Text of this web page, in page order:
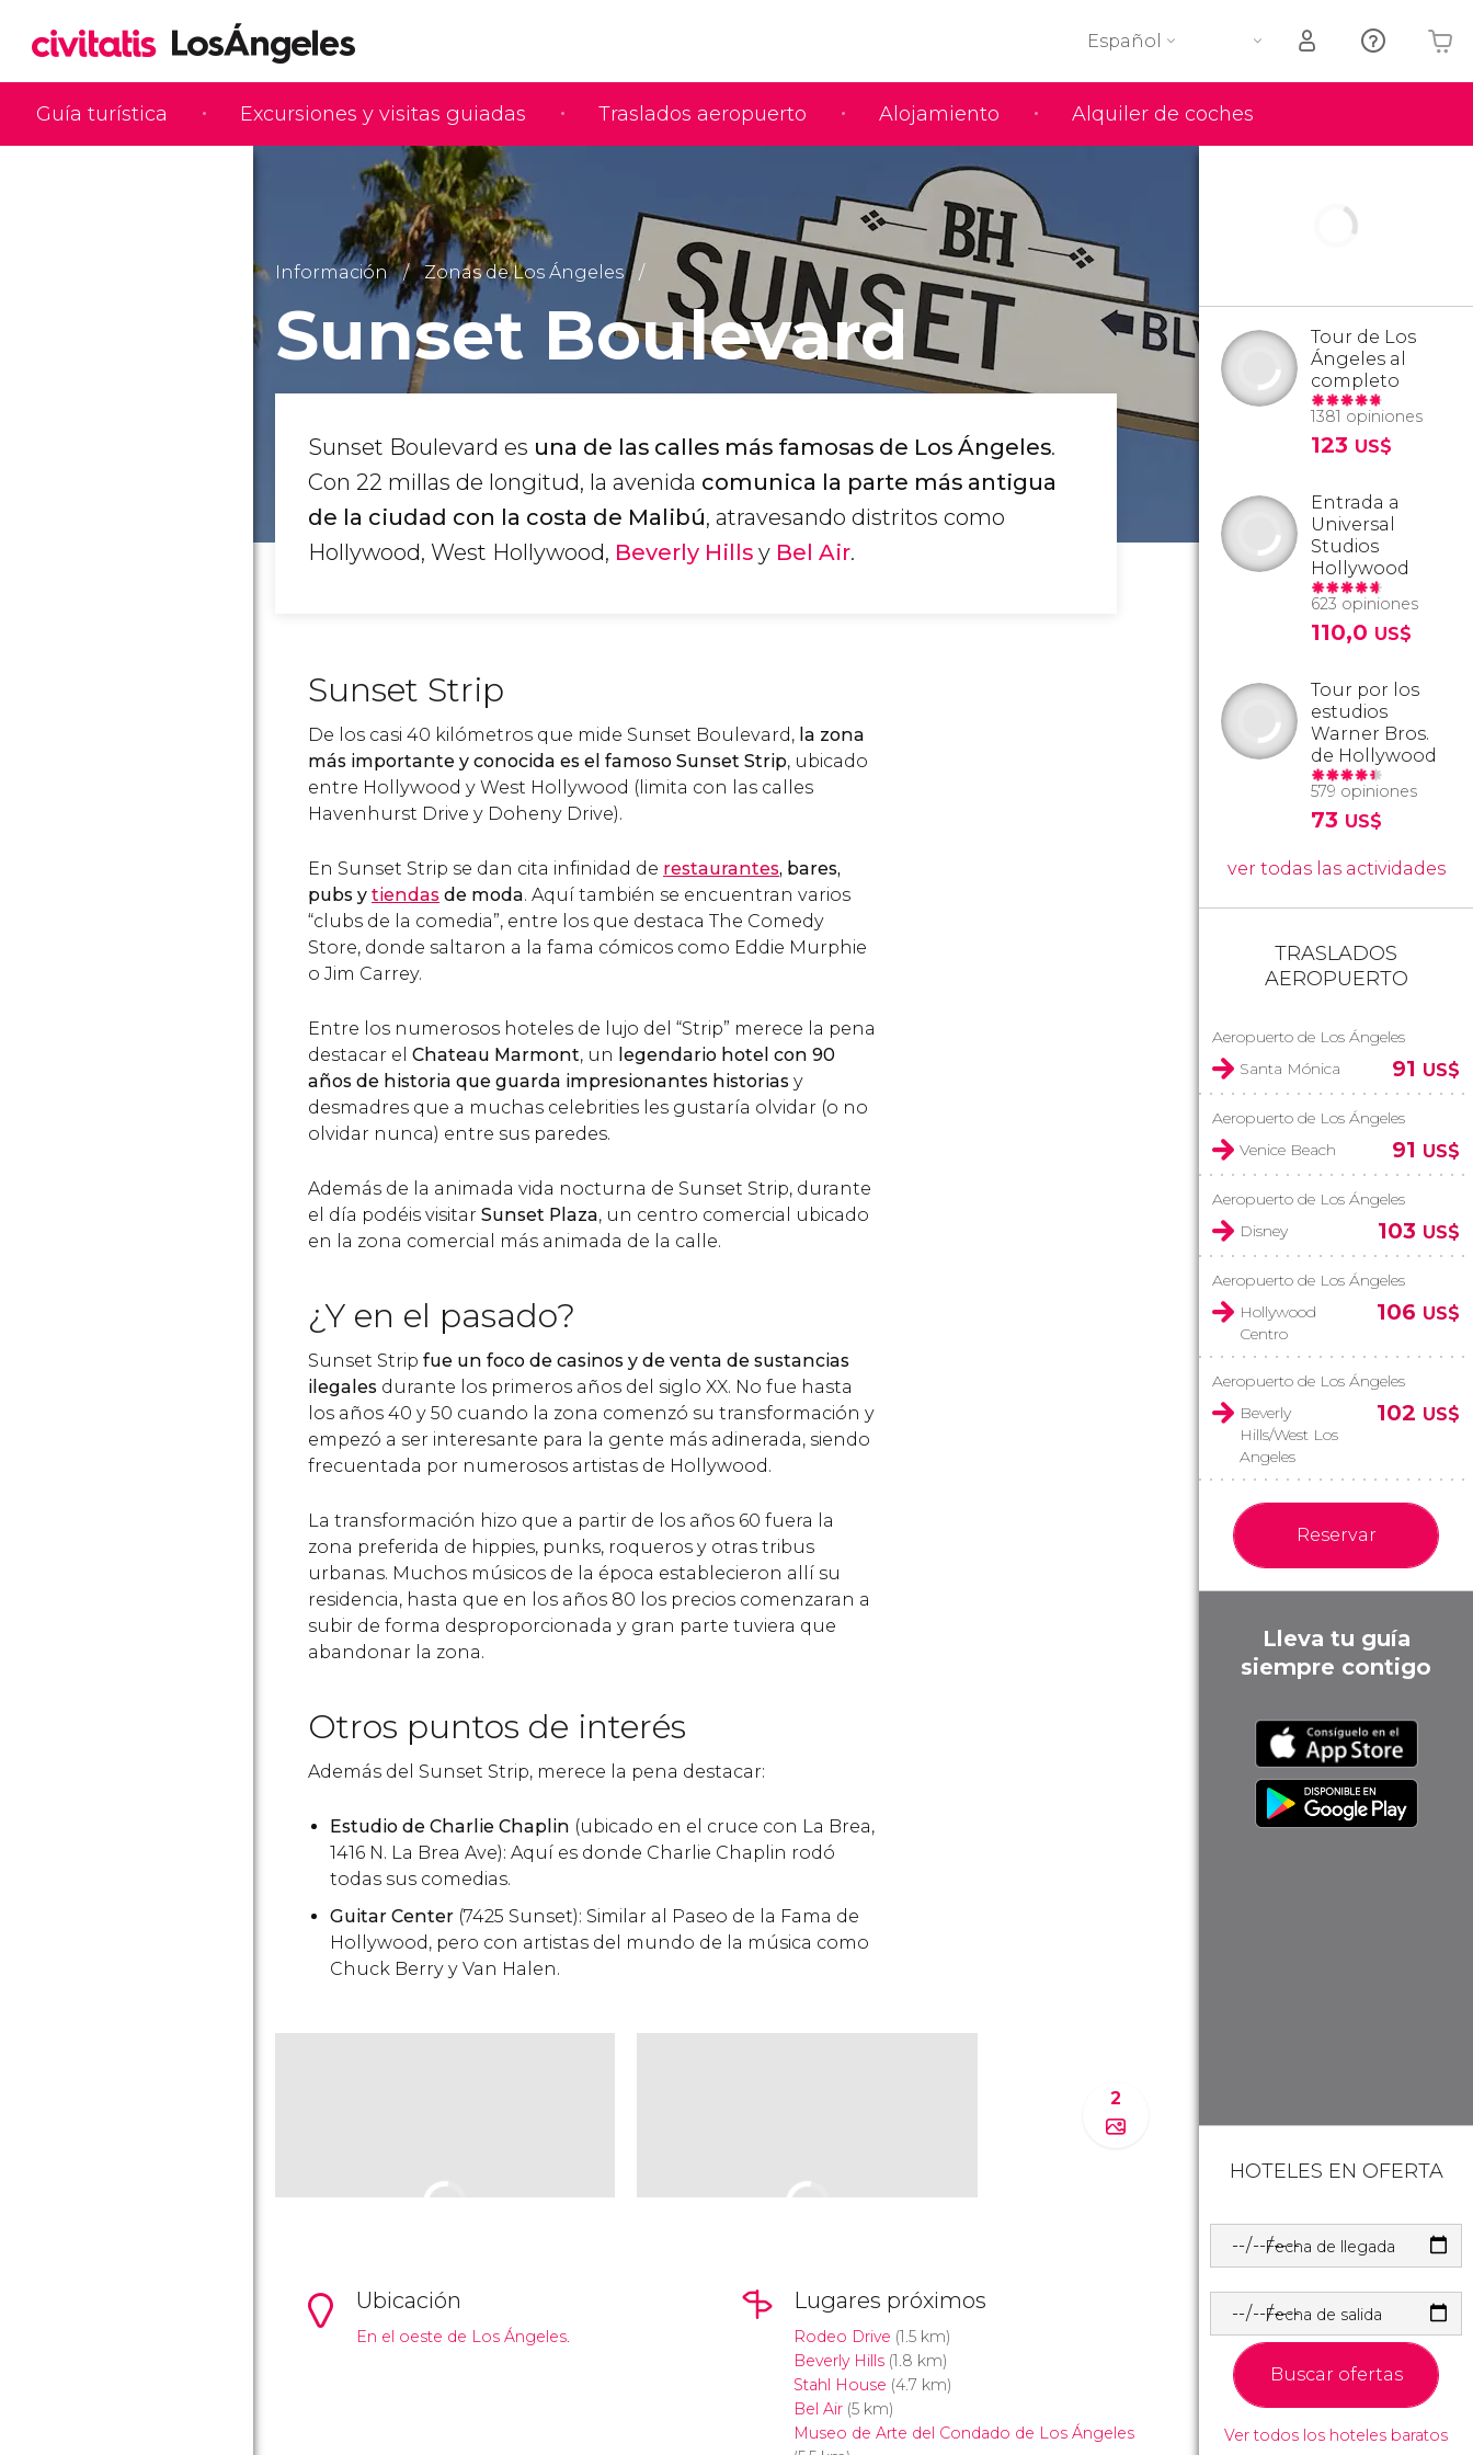
Guía turística Excursiones y visitas guiadas Traslados aeropuerto Alojamiento Alquiler de coches
Español
Información Zonas de Los Ángeles
Sunset Boulevard
Sunset Boulevard es una de las calles más famosas de Los Ángeles.
Con 22 millas de longitud, la avenida comunica la parte más antigua
de la ciudad con la costa de Malibú, atravesando distritos como
Hollywood, West Hollywood, Beverly Hills y Bel Air.
Sunset Strip
De los casi 40 kilómetros que mide Sunset Boulevard, la zona
más importante y conocida es el famoso Sunset Strip, ubicado
entre Hollywood y West Hollywood (limita con las calles
Havenhurst Drive y Doheny Drive).
En Sunset Strip se dan cita infinidad de restaurantes, bares,
pubs y tiendas de moda. Aquí también se encuentran varios
“clubs de la comedia”, entre los que destaca The Comedy
Store, donde saltaron a la fama cómicos como Eddie Murphie
o Jim Carrey.
Entre los numerosos hoteles de lujo del “Strip” merece la pena
destacar el Chateau Marmont, un legendario hotel con 90
años de historia que guarda impresionantes historias y
desmadres que a muchas celebrities les gustaría olvidar (o no
olvidar nunca) entre sus paredes.
Además de la animada vida nocturna de Sunset Strip, durante
el día podéis visitar Sunset Plaza, un centro comercial ubicado
en la zona comercial más animada de la calle.
¿Y en el pasado?
Sunset Strip fue un foco de casinos y de venta de sustancias
ilegales durante los primeros años del siglo XX. No fue hasta
los años 40 y 50 cuando la zona comenzó su transformación y
empezó a ser interesante para la gente más adinerada, siendo
frecuentada por numerosos artistas de Hollywood.
La transformación hizo que a partir de los años 60 fuera la
zona preferida de hippies, punks, roqueros y otras tribus
urbanas. Muchos músicos de la época establecieron allí su
residencia, hasta que en los años 80 los precios comenzaran a
subir de forma desproporcionada y gran parte tuviera que
abandonar la zona.
Otros puntos de interés
Además del Sunset Strip, merece la pena destacar:
Estudio de Charlie Chaplin (ubicado en el cruce con La Brea,
1416 N. La Brea Ave): Aquí es donde Charlie Chaplin rodó
todas sus comedias.
Guitar Center (7425 Sunset): Similar al Paseo de la Fama de
Hollywood, pero con artistas del mundo de la música como
Chuck Berry y Van Halen.
2
Ubicación
En el oeste de Los Ángeles.
Lugares próximos
Rodeo Drive (1.5 km)
Beverly Hills(1.8 km)
Stahl House (4.7 km)
Bel Air(5 km)
Museo de Arte del Condado de Los Ángeles
Tour de Los
Ángeles al
completo
1381 opiniones
123 US$
Entrada a
Universal
Studios
Hollywood
623 opiniones
110,0 US$
Tour por los
estudios
Warner Bros.
de Hollywood
579 opiniones
73 US$
ver todas las actividades
TRASLADOS
AEROPUERTO
Aeropuerto de Los Ángeles
Santa Mónica
91 US$
Aeropuerto de Los Ángeles
Venice Beach
91 US$
Aeropuerto de Los Ángeles
Disney
103 US$
Aeropuerto de Los Ángeles
Hollywood
Centro
106 US$
Aeropuerto de Los Ángeles
Beverly
Hills/West Los
Angeles
102 US$
Reservar
Lleva tu guía
siempre contigo
HOTELES EN OFERTA
Fecha de llegada
Fecha de salida
Buscar ofertas
Ver todos los hoteles baratos